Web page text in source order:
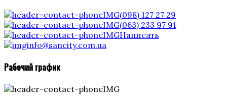
(098) 127 27 29
(063) 233 97 91
Написать
info@sancity.com.ua
Рабочий график